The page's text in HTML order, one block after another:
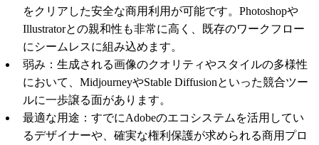
をクリアした安全な商用利用が可能です。Photoshopや
Illustratorとの親和性も非常に高く、既存のワークフロー
にシームレスに組み込めます。
弱み：生成される画像のクオリティやスタイルの多様性
において、MidjourneyやStable Diffusionといった競合ツー
ルに一歩譲る面があります。
最適な用途：すでにAdobeのエコシステムを活用してい
るデザイナーや、確実な権利保護が求められる商用プロ